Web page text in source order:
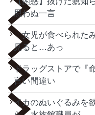
思わぬ一言
「女児が食べられた
見ると…あっ
ドラッグストアで『
言い間違い
イカのぬいぐるみを